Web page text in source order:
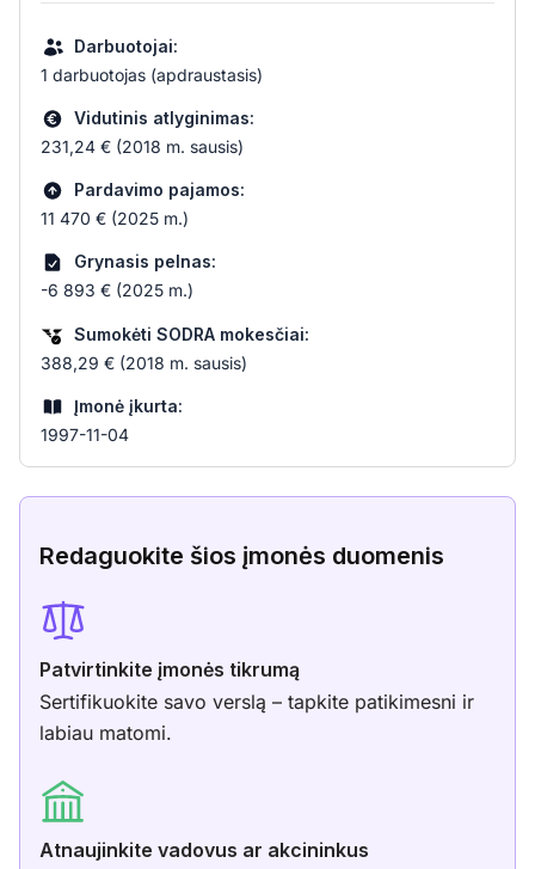
Darbuotojai:
1 darbuotojas (apdraustasis)
Vidutinis atlyginimas:
231,24 € (2018 m. sausis)
Pardavimo pajamos:
11 470 € (2025 m.)
Grynasis pelnas:
-6 893 € (2025 m.)
Sumokėti SODRA mokesčiai:
388,29 € (2018 m. sausis)
Įmonė įkurta:
1997-11-04
Redaguokite šios įmonės duomenis
Patvirtinkite įmonės tikrumą
Sertifikuokite savo verslą – tapkite patikimesni ir
labiau matomi.
Atnaujinkite vadovus ar akcininkus